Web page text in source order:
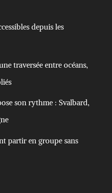
depuis les
traversée entre océans,
son rythme : Svalbard,
partir en groupe sans